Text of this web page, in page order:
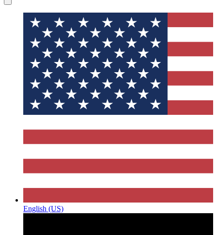
English (US)